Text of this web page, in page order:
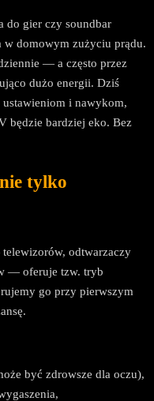
do gier czy soundbar
w domowym zużyciu prądu.
— a często przez
dużo energii. Dziś
i nawykom,
będzie bardziej eko. Bez
tylko
odtwarzaczy
— oferuje tzw. tryb
go przy pierwszym
być zdrowsze dla oczu),